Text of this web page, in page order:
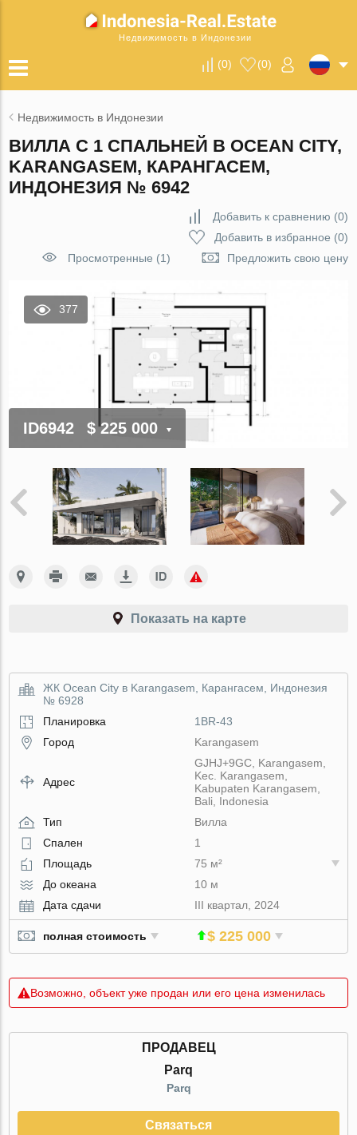
Недвижимость в Индонезии
(0) (0)
Недвижимость в Индонезии
ВИЛЛА С 1 СПАЛЬНЕЙ В OCEAN CITY,
KARANGASEM, КАРАНГАСЕМ,
ИНДОНЕЗИЯ № 6942
Добавить к сравнению (0)
Добавить в избранное (0)
Просмотренные (1)
Предложить свою цену
377
ID6942 $ 225 000
Показать на карте
ЖК Ocean City в Karangasem, Карангасем, Индонезия
№ 6928
Планировка
1BR-43
Город
Karangasem
Адрес
GJHJ+9GC, Karangasem,
Kec. Karangasem,
Kabupaten Karangasem,
Bali, Indonesia
Тип
Вилла
Спален
1
Площадь
75 м²
До океана
10 м
Дата сдачи
III квартал, 2024
полная стоимость $ 225 000
Возможно, объект уже продан или его цена изменилась
ПРОДАВЕЦ
Parq
Parq
Связаться